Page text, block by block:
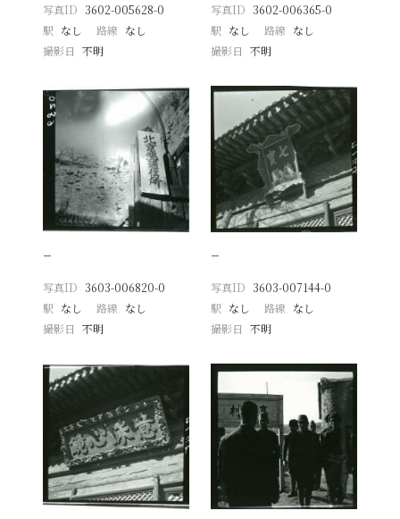
写真ID 3602-005628-0
駅 なし 路線 なし
撮影日
不明
写真ID 3602-006365-0
駅 なし 路線 なし
撮影日 不明
−
写真ID 3603-006820-0
駅 なし 路線 なし
撮影日
不明
−
写真ID 3603-007144-0
駅 なし 路線 なし
撮影日 不明